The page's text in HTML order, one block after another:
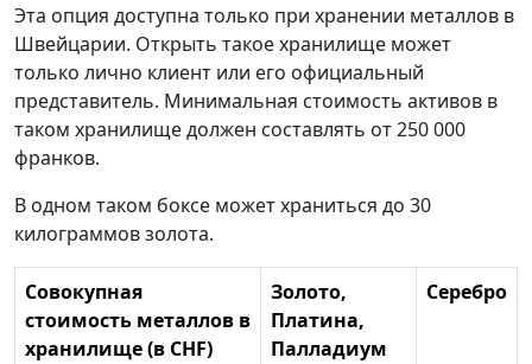
Эта опция доступна только при хранении металлов в
Швейцарии. Открыть такое хранилище может
только лично клиент или его официальный
представитель. Минимальная стоимость активов в
таком хранилище должен составлять от 250 000
франков.
В одном таком боксе может храниться до 30
килограммов золота.
Совокупная
стоимость металлов в
хранилище (в CHF)
Золото,
Платина,
Палладиум
Серебро